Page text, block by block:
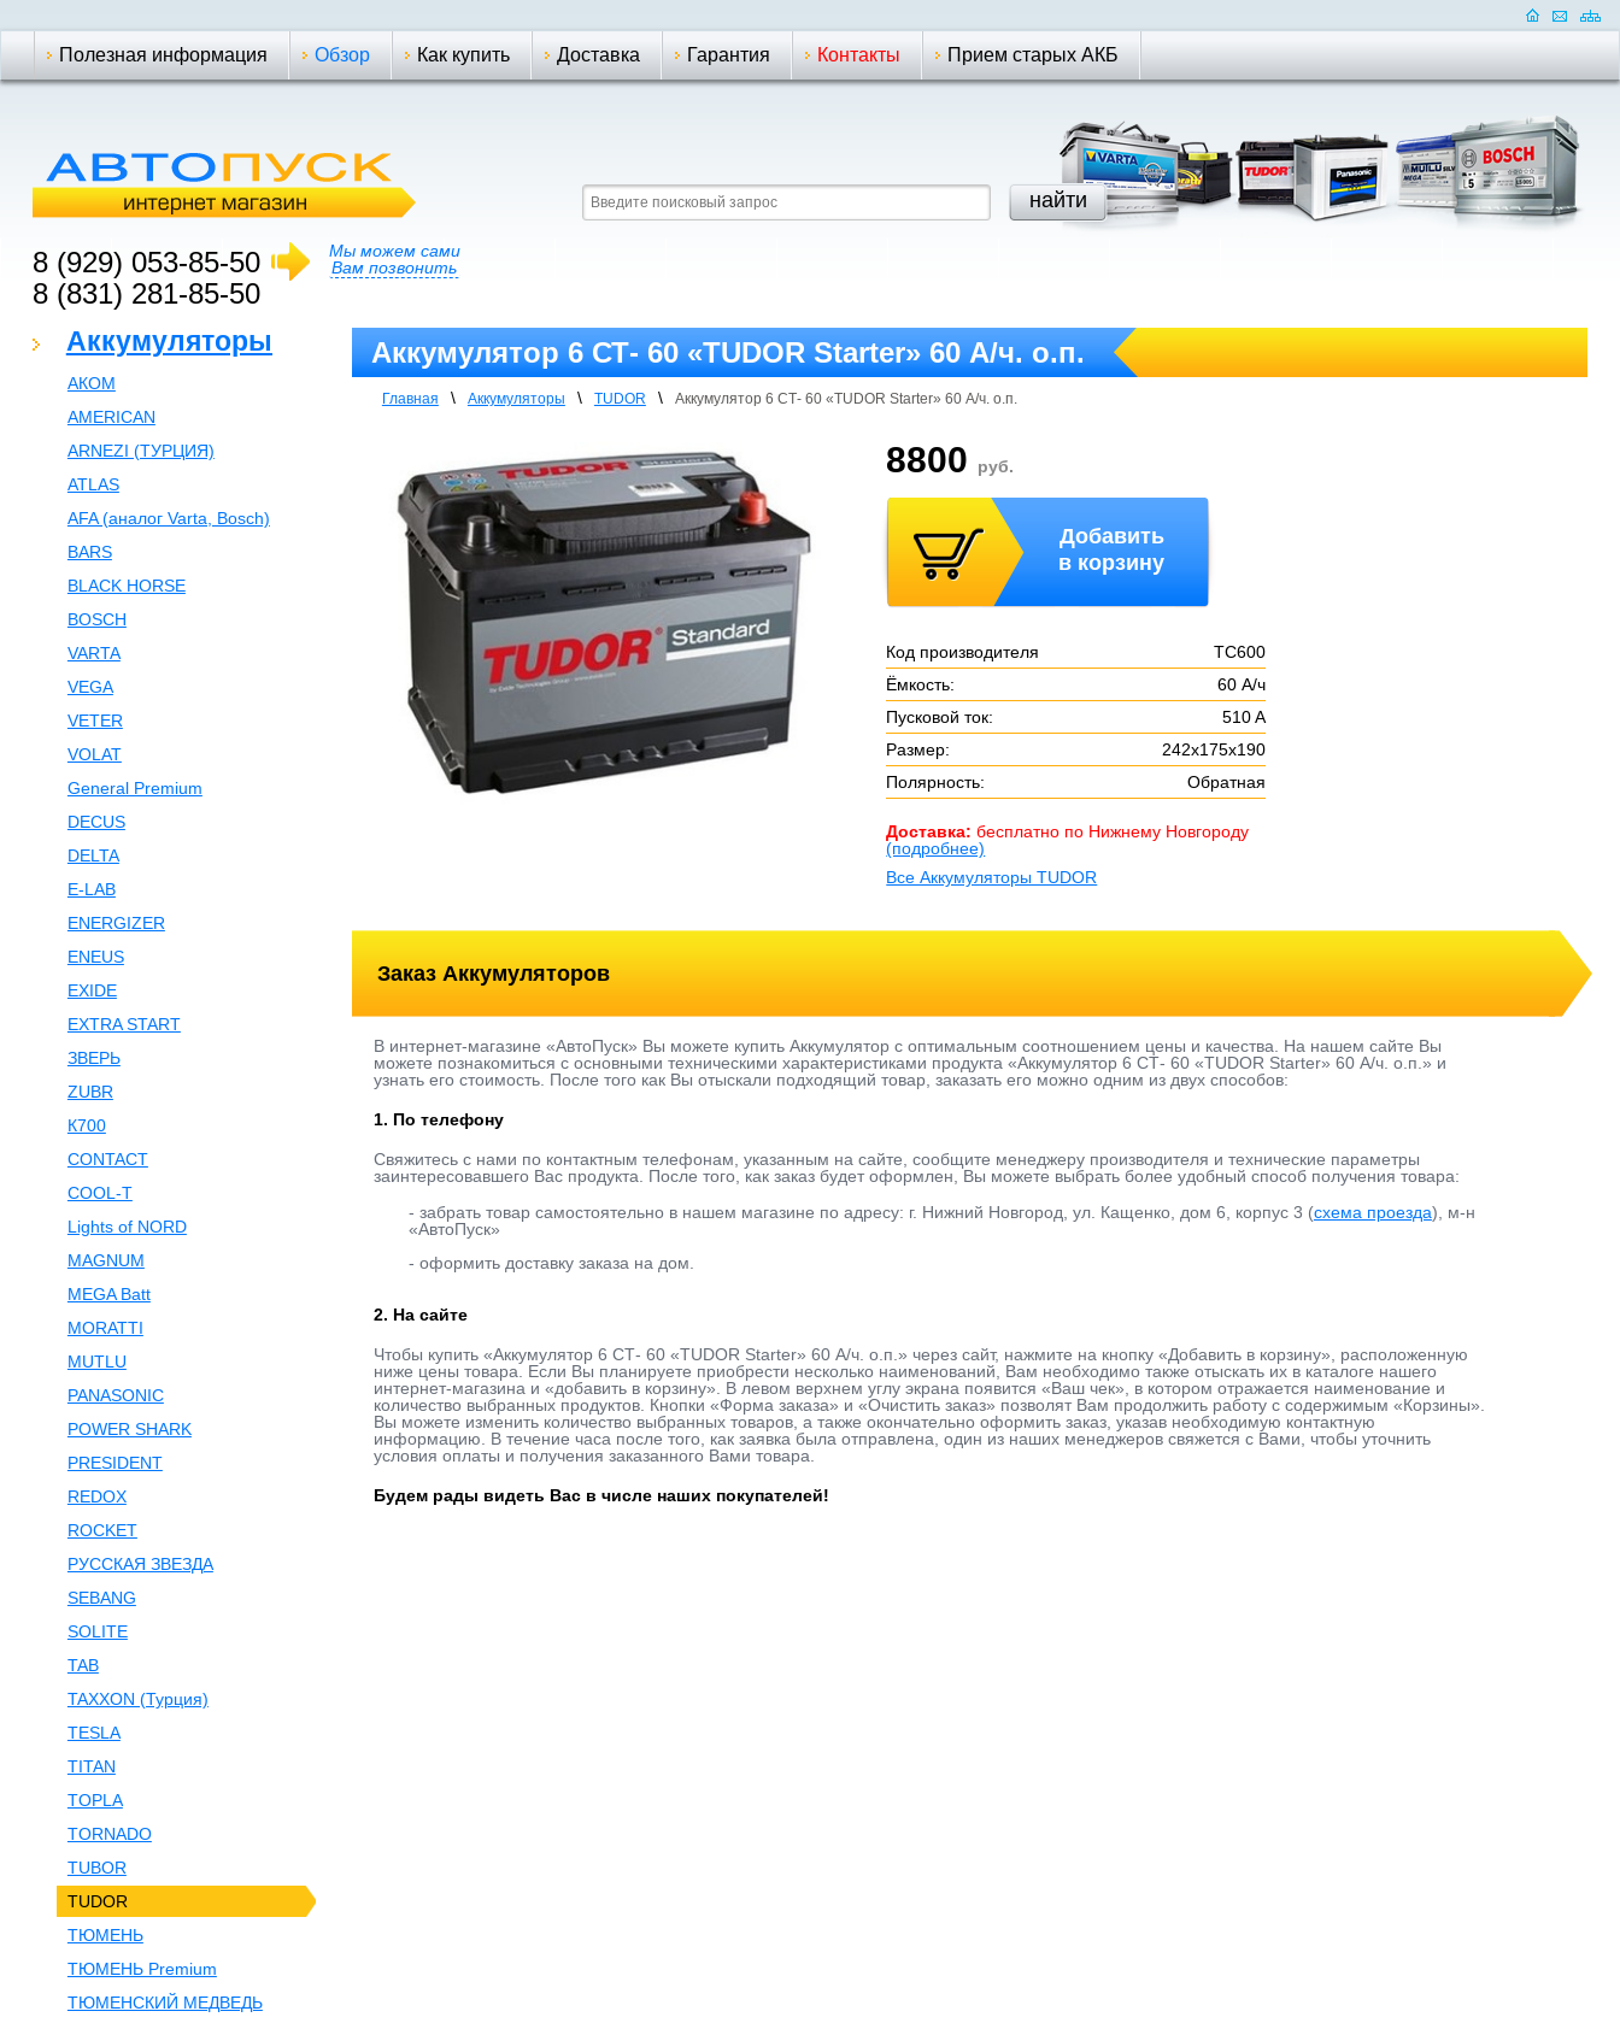
Полезная информация Обзор Как купить Доставка Гарантия Контакты Прием старых АКБ
8 (929) 053-85-50
8 (831) 281-85-50
Мы можем сами
Вам позвонить
Аккумуляторы
АКОМ
AMERICAN
ARNEZI (ТУРЦИЯ)
ATLAS
AFA (аналог Varta, Bosch)
BARS
BLACK HORSE
BOSCH
VARTA
VEGA
VETER
VOLAT
General Premium
DECUS
DELTA
E-LAB
ENERGIZER
ENEUS
EXIDE
EXTRA START
ЗВЕРЬ
ZUBR
К700
CONTACT
COOL-T
Lights of NORD
MAGNUM
MEGA Batt
MORATTI
MUTLU
PANASONIC
POWER SHARK
PRESIDENT
REDOX
ROCKET
РУССКАЯ ЗВЕЗДА
SEBANG
SOLITE
TAB
TAXXON (Турция)
TESLA
TITAN
TOPLA
TORNADO
TUBOR
TUDOR
ТЮМЕНЬ
ТЮМЕНЬ Premium
ТЮМЕНСКИЙ МЕДВЕДЬ
Аккумулятор 6 СТ- 60 «TUDOR Starter» 60 А/ч. о.п.
Главная \ Аккумуляторы \ TUDOR \ Аккумулятор 6 СТ- 60 «TUDOR Starter» 60 А/ч. о.п.
8800 руб.
Добавить
в корзину
Код производителя
TC600
Ёмкость:
60 А/ч
Пусковой ток:
510 A
Размер:
242х175х190
Полярность:
Обратная
Доставка: бесплатно по Нижнему Новгороду
(подробнее)
Все Аккумуляторы TUDOR
Заказ Аккумуляторов
В интернет-магазине «АвтоПуск» Вы можете купить Аккумулятор с оптимальным соотношением цены и качества. На нашем сайте Вы
можете познакомиться с основными техническими характеристиками продукта «Аккумулятор 6 СТ- 60 «TUDOR Starter» 60 А/ч. о.п.» и
узнать его стоимость. После того как Вы отыскали подходящий товар, заказать его можно одним из двух способов:
1. По телефону
Свяжитесь с нами по контактным телефонам, указанным на сайте, сообщите менеджеру производителя и технические параметры
заинтересовавшего Вас продукта. После того, как заказ будет оформлен, Вы можете выбрать более удобный способ получения товара:
- забрать товар самостоятельно в нашем магазине по адресу: г. Нижний Новгород, ул. Кащенко, дом 6, корпус 3 (схема проезда), м-н
«АвтоПуск»
- оформить доставку заказа на дом.
2. На сайте
Чтобы купить «Аккумулятор 6 СТ- 60 «TUDOR Starter» 60 А/ч. о.п.» через сайт, нажмите на кнопку «Добавить в корзину», расположенную
ниже цены товара. Если Вы планируете приобрести несколько наименований, Вам необходимо также отыскать их в каталоге нашего
интернет-магазина и «добавить в корзину». В левом верхнем углу экрана появится «Ваш чек», в котором отражается наименование и
количество выбранных продуктов. Кнопки «Форма заказа» и «Очистить заказ» позволят Вам продолжить работу с содержимым «Корзины».
Вы можете изменить количество выбранных товаров, а также окончательно оформить заказ, указав необходимую контактную
информацию. В течение часа после того, как заявка была отправлена, один из наших менеджеров свяжется с Вами, чтобы уточнить
условия оплаты и получения заказанного Вами товара.
Будем рады видеть Вас в числе наших покупателей!